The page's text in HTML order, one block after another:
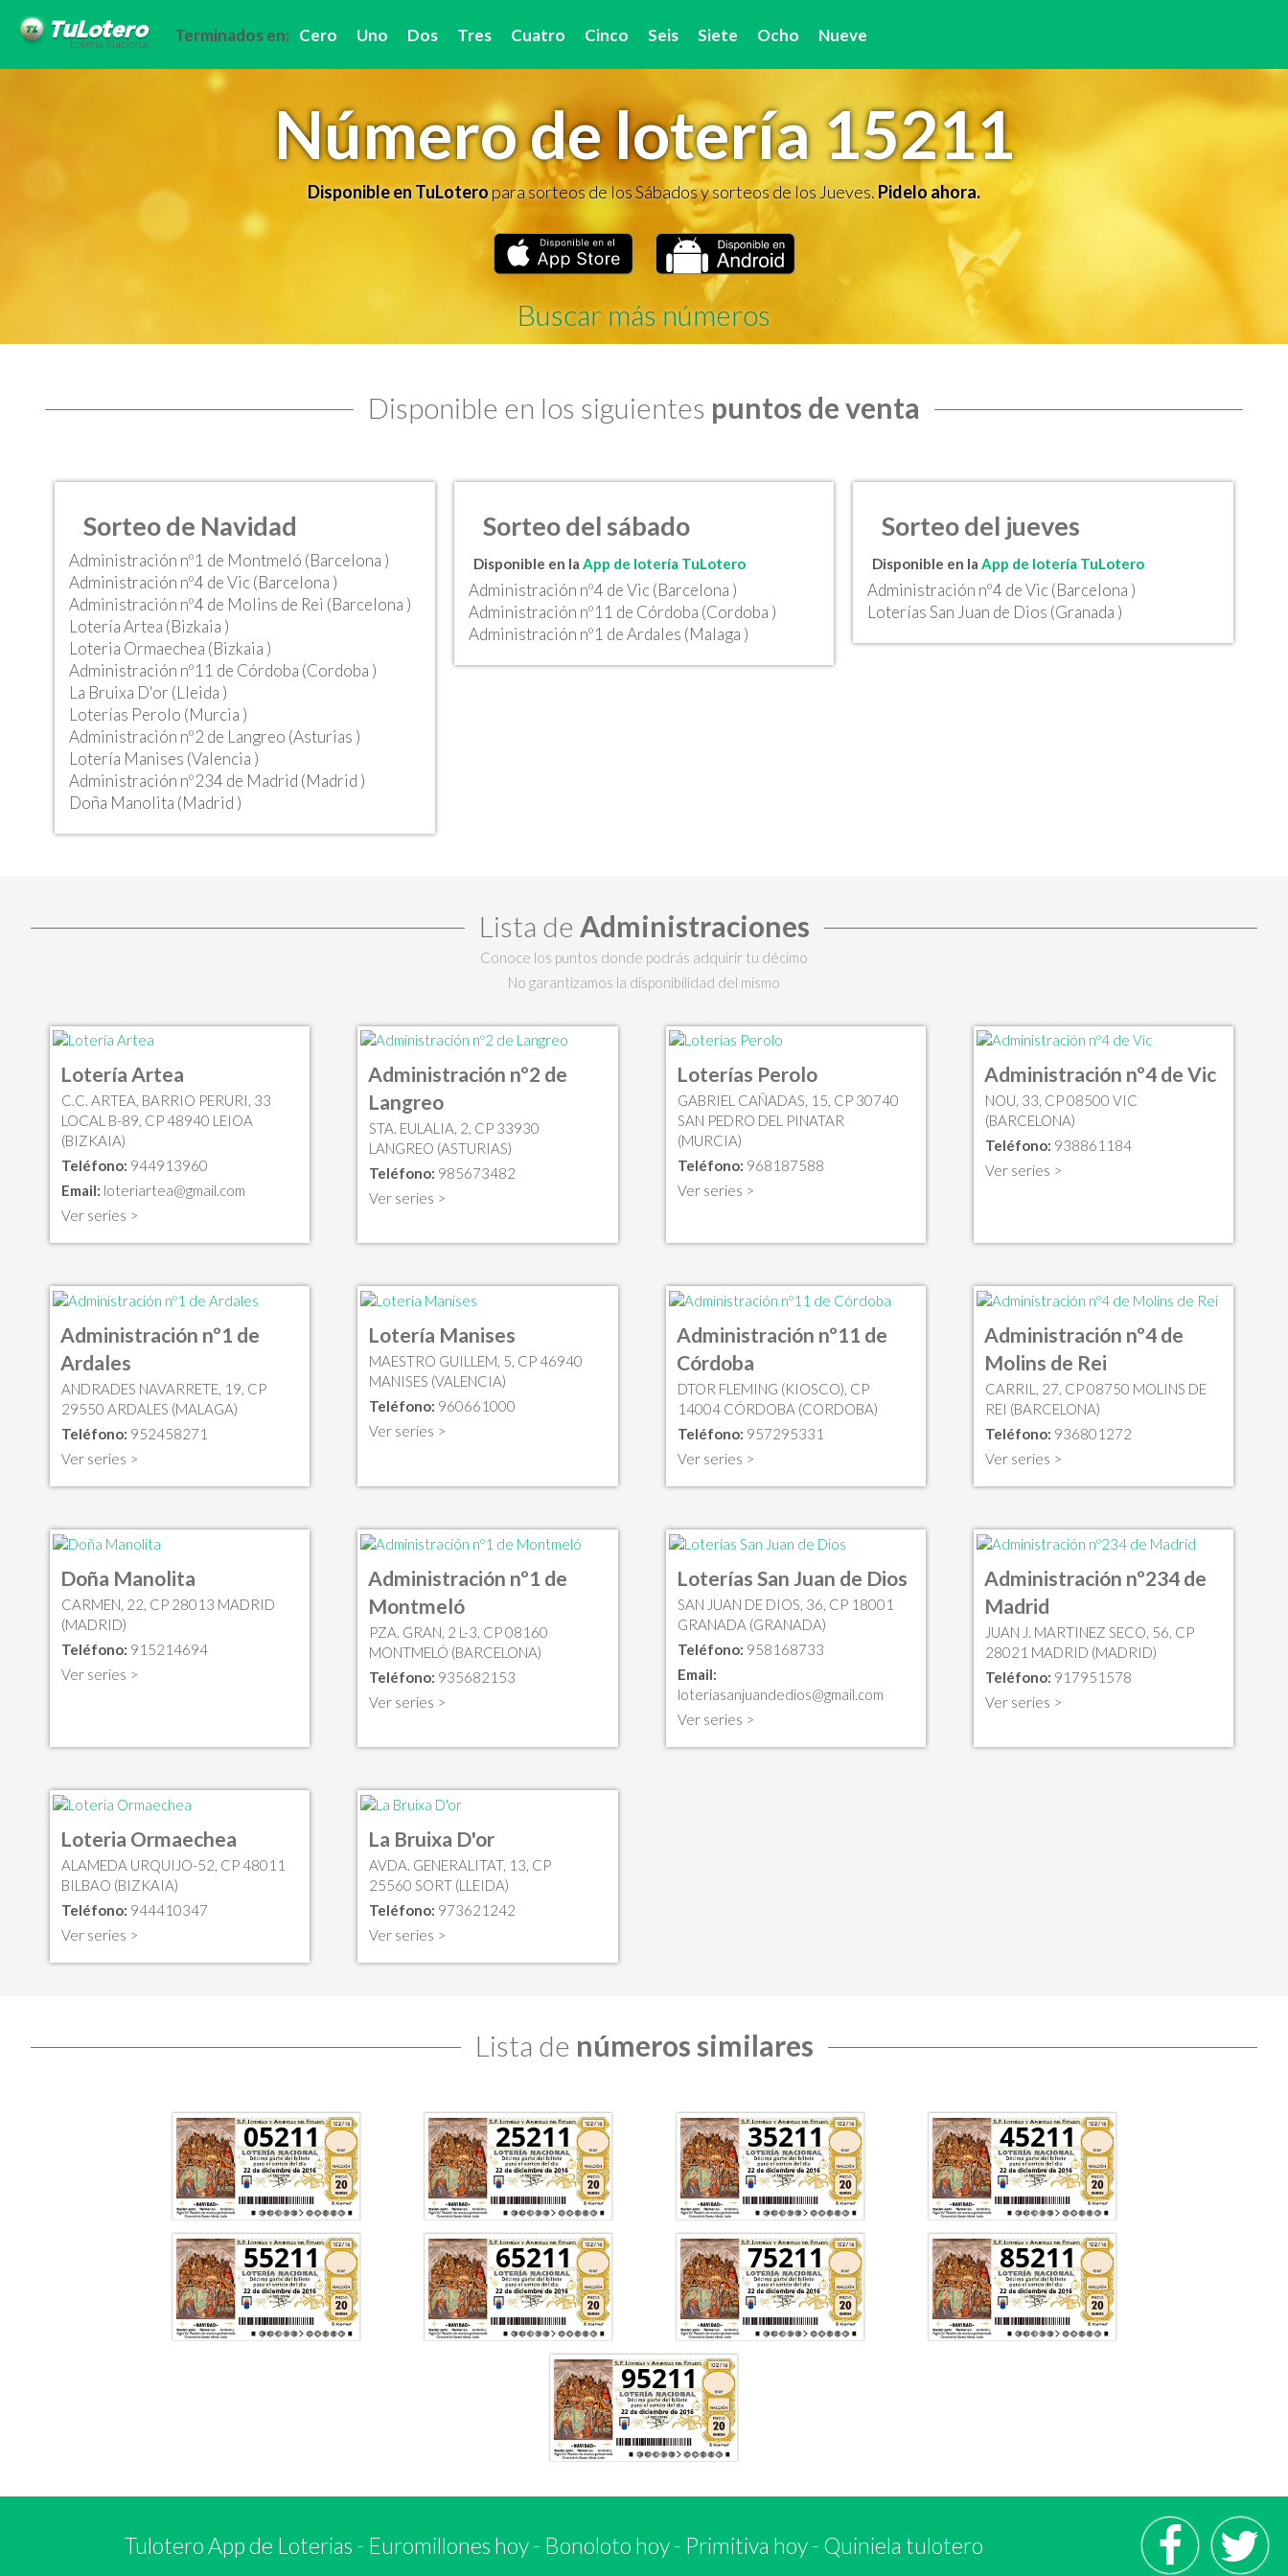
Terminados en: Cero Uno Dos Tres Cuatro Cinco Seis Siete Ocho Nueve
Número de lotería 15211
Disponible en TuLoteropara sorteos de los Sábados y sorteos de los Jueves.Pidelo ahora.
Buscar más números
Disponible en los siguientes puntos de venta
Sorteo de Navidad
Administración nº1 de Montmeló (Barcelona )
Administración nº4 de Vic (Barcelona )
Administración nº4 de Molins de Rei (Barcelona )
Lotería Artea (Bizkaia )
Loteria Ormaechea (Bizkaia )
Administración nº11 de Córdoba (Cordoba )
La Bruixa D'or (Lleida )
Loterías Perolo (Murcia )
Administración nº2 de Langreo (Asturias )
Lotería Manises (Valencia )
Administración nº234 de Madrid (Madrid )
Doña Manolita (Madrid )
Sorteo del sábado
Disponible en la App de lotería TuLotero
Administración nº4 de Vic (Barcelona )
Administración nº11 de Córdoba (Cordoba )
Administración nº1 de Ardales (Malaga )
Sorteo del jueves
Disponible en laApp de lotería TuLotero
Administración nº4 de Vic (Barcelona )
Loterías San Juan de Dios (Granada )
Lista de Administraciones
Conoce los puntos donde podrás adquirir tu décimo
No garantizamos la disponibilidad del mismo
Lotería Artea
C.C. ARTEA, BARRIO PERURI, 33
LOCAL B-89, CP 48940 LEIOA
(BIZKAIA)
Teléfono: 944913960
Email: loteriartea@gmail.com
Ver series >
Administración nº2 de
Langreo
STA. EULALIA, 2, CP 33930
LANGREO (ASTURIAS)
Teléfono: 985673482
Ver series >
Loterías Perolo
GABRIEL CAÑADAS, 15, CP 30740
SAN PEDRO DEL PINATAR
(MURCIA)
Teléfono: 968187588
Ver series >
Administración nº4 de Vic
NOU, 33, CP 08500 VIC
(BARCELONA)
Teléfono: 938861184
Ver series >
Administración nº1 de
Ardales
ANDRADES NAVARRETE, 19, CP
29550 ARDALES (MALAGA)
Teléfono: 952458271
Ver series >
Lotería Manises
MAESTRO GUILLEM, 5, CP 46940
MANISES (VALENCIA)
Teléfono: 960661000
Ver series >
Administración nº11 de
Córdoba
DTOR FLEMING (KIOSCO), CP
14004 CÓRDOBA (CORDOBA)
Teléfono: 957295331
Ver series >
Administración nº4 de
Molins de Rei
CARRIL, 27, CP 08750 MOLINS DE
REI (BARCELONA)
Teléfono: 936801272
Ver series >
Doña Manolita
CARMEN, 22, CP 28013 MADRID
(MADRID)
Teléfono: 915214694
Ver series >
Administración nº1 de
Montmeló
PZA. GRAN, 2 L-3, CP 08160
MONTMELÓ (BARCELONA)
Teléfono: 935682153
Ver series >
Loterías San Juan de Dios
SAN JUAN DE DIOS, 36, CP 18001
GRANADA (GRANADA)
Teléfono: 958168733
Email:
loteriasanjuandedios@gmail.com
Ver series >
Administración nº234 de
Madrid
JUAN J. MARTINEZ SECO, 56, CP
28021 MADRID (MADRID)
Teléfono: 917951578
Ver series >
Loteria Ormaechea
ALAMEDA URQUIJO-52, CP 48011
BILBAO (BIZKAIA)
Teléfono: 944410347
Ver series >
La Bruixa D'or
AVDA. GENERALITAT, 13, CP
25560 SORT (LLEIDA)
Teléfono: 973621242
Ver series >
Lista de números similares
05211 25211 35211 45211
55211 65211 75211 85211
95211
Tulotero App de Loterias - Euromillones hoy- Bonoloto hoy- Primitiva hoy- Quiniela tulotero